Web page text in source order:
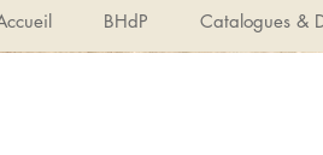
BHdP Catalogues &